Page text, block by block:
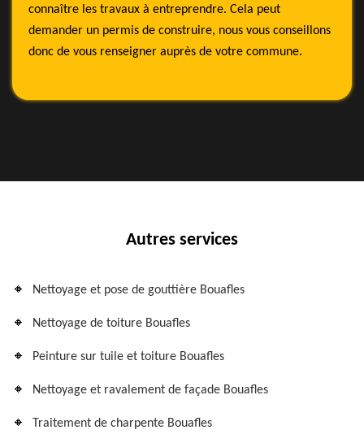
connaître les travaux à entreprendre. Cela peut
demander un permis de construire, nous vous conseillons
donc de vous renseigner auprès de votre commune.
Autres services
Nettoyage et pose de gouttière Bouafles
Nettoyage de toiture Bouafles
Peinture sur tuile et toiture Bouafles
Nettoyage et ravalement de façade Bouafles
Traitement de charpente Bouafles